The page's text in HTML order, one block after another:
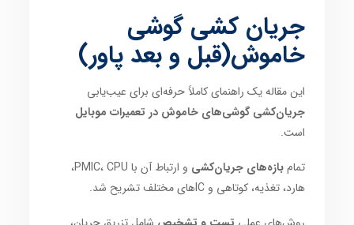
جریان کشی گوشی
خاموش(قبل و بعد پاور)
این مقاله یک راهنمای کاملاً حرفه‌ای برای عیب‌یابی
جریان‌کشی گوشی‌های خاموش در تعمیرات موبایل
است.
تمامبازه‌های جریان‌کشی
و ارتباط آن با PMIC، CPU،
هارد، تغذیه، کوتاهی و IC‌های مختلف تشریح شد.